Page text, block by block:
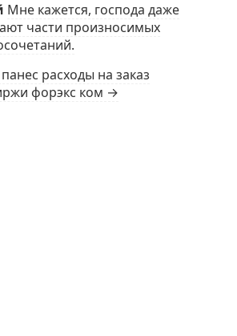
Мне кажется, господа даже
части произносимых
расходы на заказ
форэкс ком →